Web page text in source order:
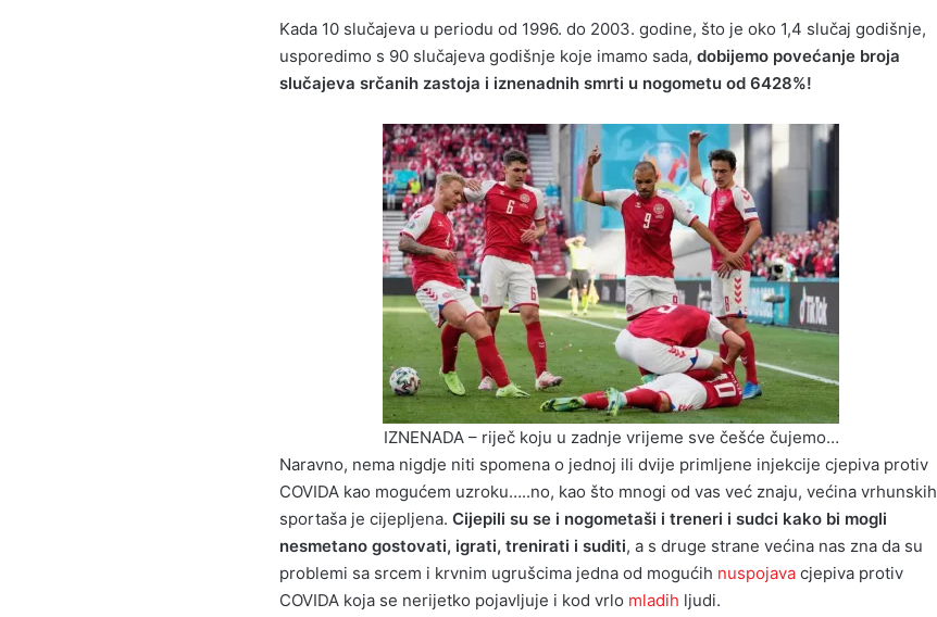
Kada 10 slučajeva u periodu od 1996. do 2003. godine, što je oko 1,4 slučaj godišnje,
usporedimo s 90 slučajeva godišnje koje imamo sada, dobijemo povećanje broja
slučajeva srčanih zastoja i iznenadnih smrti u nogometu od 6428%!
IZNENADA – riječ koju u zadnje vrijeme sve češće čujemo…
Naravno, nema nigdje niti spomena o jednoj ili dvije primljene injekcije cjepiva protiv
COVIDA kao mogućem uzroku…..no, kao što mnogi od vas već znaju, većina vrhunskih
sportaša je cijepljena. Cijepili su se i nogometaši i treneri i sudci kako bi mogli
nesmetano gostovati, igrati, trenirati i suditi, a s druge strane većina nas zna da su
problemi sa srcem i krvnim ugrušcima jedna od mogućih nuspojava cjepiva protiv
COVIDA koja se nerijetko pojavljuje i kod vrlo mladih ljudi.